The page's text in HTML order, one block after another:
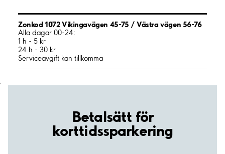
Zonkod 1072 Vikingavägen 45-75 / Västra vägen 56-76
Alla dagar 00-24:
1 h - 5 kr
24 h - 30 kr
Serviceavgift kan tillkomma
;
Betalsätt för
korttidssparkering